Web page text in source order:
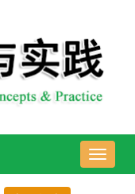
导
航